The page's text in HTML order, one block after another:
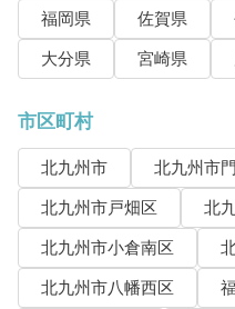
福岡県 佐賀県
大分県
宮崎県
市区町村
北九州市 北九州市
北九州市戸畑区
北
北九州市小倉南区
北九州市八幡西区